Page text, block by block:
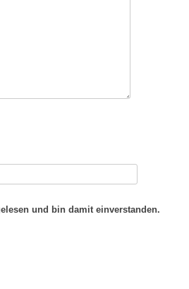
und bin damit einverstanden.